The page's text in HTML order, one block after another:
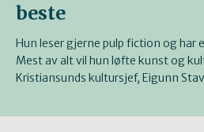
beste
Hun leser gjerne pulp fiction og har
Mest av alt vil hun løfte kunst og
Kristiansunds kultursjef, Eigunn